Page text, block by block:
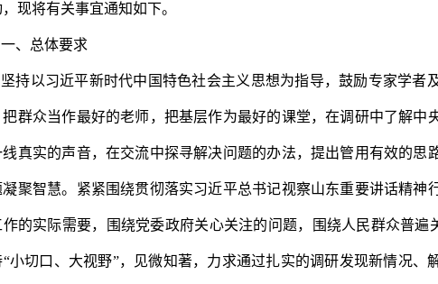
现将有关事宜通知如下。
一、总体要求
坚持以习近平新时代中国特色社会主义思想为指导，鼓励专家学者
把群众当作最好的老师，把基层作为最好的课堂，在调研中了解中
线真实的声音，在交流中探寻解决问题的办法，提出管用有效的思
凝聚智慧。紧紧围绕贯彻落实习近平总书记视察山东重要讲话精神
作的实际需要，围绕党委政府关心关注的问题，围绕人民群众普遍
“小切口、大视野”，见微知著，力求通过扎实的调研发现新情况、